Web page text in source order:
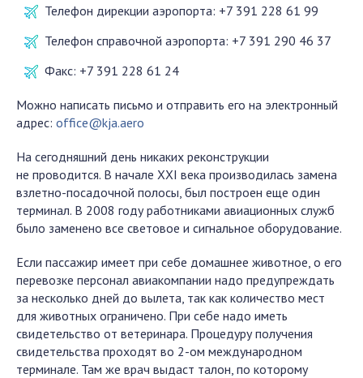
Телефон дирекции аэропорта: +7 391 228 61 99
Телефон справочной аэропорта: +7 391 290 46 37
Факс: +7 391 228 61 24
Можно написать письмо и отправить его на электронный
адрес: office@kja.aero
На сегодняшний день никаких реконструкции
не проводится. В начале ХХI века производилась замена
взлетно-посадочной полосы, был построен еще один
терминал. В 2008 году работниками авиационных служб
было заменено все световое и сигнальное оборудование.
Если пассажир имеет при себе домашнее животное, о его
перевозке персонал авиакомпании надо предупреждать
за несколько дней до вылета, так как количество мест
для животных ограничено. При себе надо иметь
свидетельство от ветеринара. Процедуру получения
свидетельства проходят во 2-ом международном
терминале. Там же врач выдаст талон, по которому